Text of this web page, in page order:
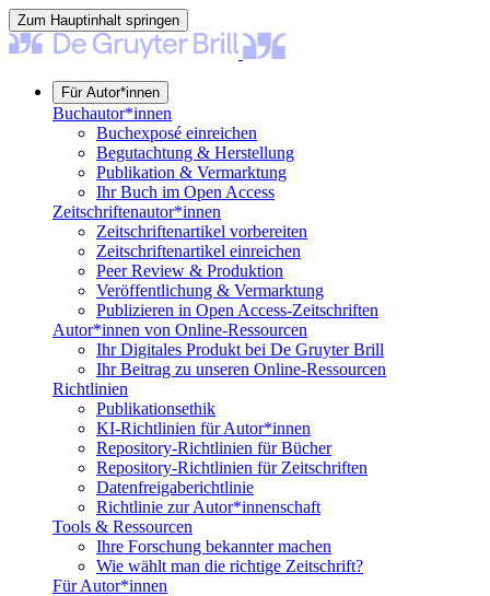
Zum Hauptinhalt springen
Für Autor*innen
Buchautor*innen
Buchexposé einreichen
Begutachtung & Herstellung
Publikation & Vermarktung
Ihr Buch im Open Access
Zeitschriftenautor*innen
Zeitschriftenartikel vorbereiten
Zeitschriftenartikel einreichen
Peer Review & Produktion
Veröffentlichung & Vermarktung
Publizieren in Open Access-Zeitschriften
Autor*innen von Online-Ressourcen
Ihr Digitales Produkt bei De Gruyter Brill
Ihr Beitrag zu unseren Online-Ressourcen
Richtlinien
Publikationsethik
KI-Richtlinien für Autor*innen
Repository-Richtlinien für Bücher
Repository-Richtlinien für Zeitschriften
Datenfreigaberichtlinie
Richtlinie zur Autor*innenschaft
Tools & Ressourcen
Ihre Forschung bekannter machen
Wie wählt man die richtige Zeitschrift?
Für Autor*innen